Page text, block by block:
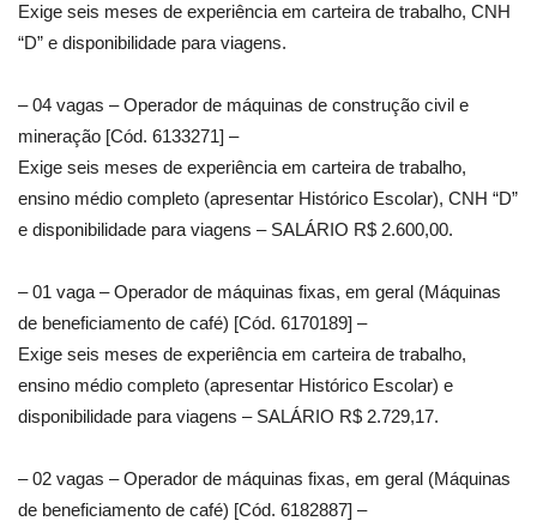
Exige seis meses de experiência em carteira de trabalho, CNH
“D” e disponibilidade para viagens.
– 04 vagas – Operador de máquinas de construção civil e
mineração [Cód. 6133271] –
Exige seis meses de experiência em carteira de trabalho,
ensino médio completo (apresentar Histórico Escolar), CNH “D”
e disponibilidade para viagens – SALÁRIO R$ 2.600,00.
– 01 vaga – Operador de máquinas fixas, em geral (Máquinas
de beneficiamento de café) [Cód. 6170189] –
Exige seis meses de experiência em carteira de trabalho,
ensino médio completo (apresentar Histórico Escolar) e
disponibilidade para viagens – SALÁRIO R$ 2.729,17.
– 02 vagas – Operador de máquinas fixas, em geral (Máquinas
de beneficiamento de café) [Cód. 6182887] –